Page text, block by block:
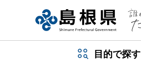
目的で探す